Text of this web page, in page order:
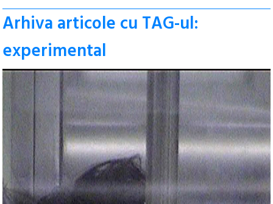
Arhiva articole cu TAG-ul:
experimental